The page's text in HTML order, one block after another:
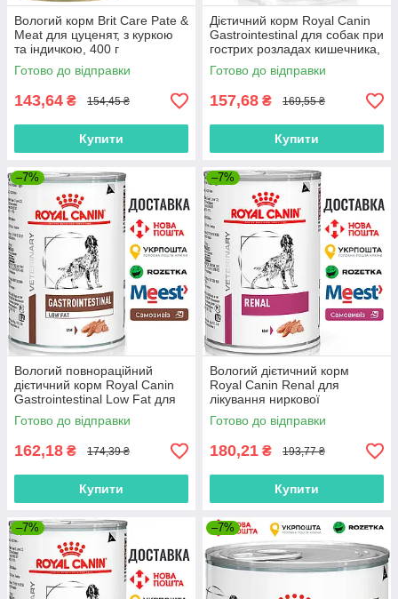
Вологий корм Brit Care Pate &
Meat для цуценят, з куркою
та індичкою, 400 г
Готово до відправки
143,64 ₴ 154,45 ₴
Купити
Дієтичний корм Royal Canin
Gastrointestinal для собак при
гострих розладах кишечника,
420 г
Готово до відправки
157,68 ₴ 169,55 ₴
Купити
–7%
Вологий повнораційний
дієтичний корм Royal Canin
Gastrointestinal Low Fat для
собак, 420 г
Готово до відправки
162,18 ₴ 174,39 ₴
Купити
–7%
Вологий дієтичний корм
Royal Canin Renal для
лікування ниркової
недостатності у собак, 420 г
Готово до відправки
180,21 ₴ 193,77 ₴
Купити
–7% –7%